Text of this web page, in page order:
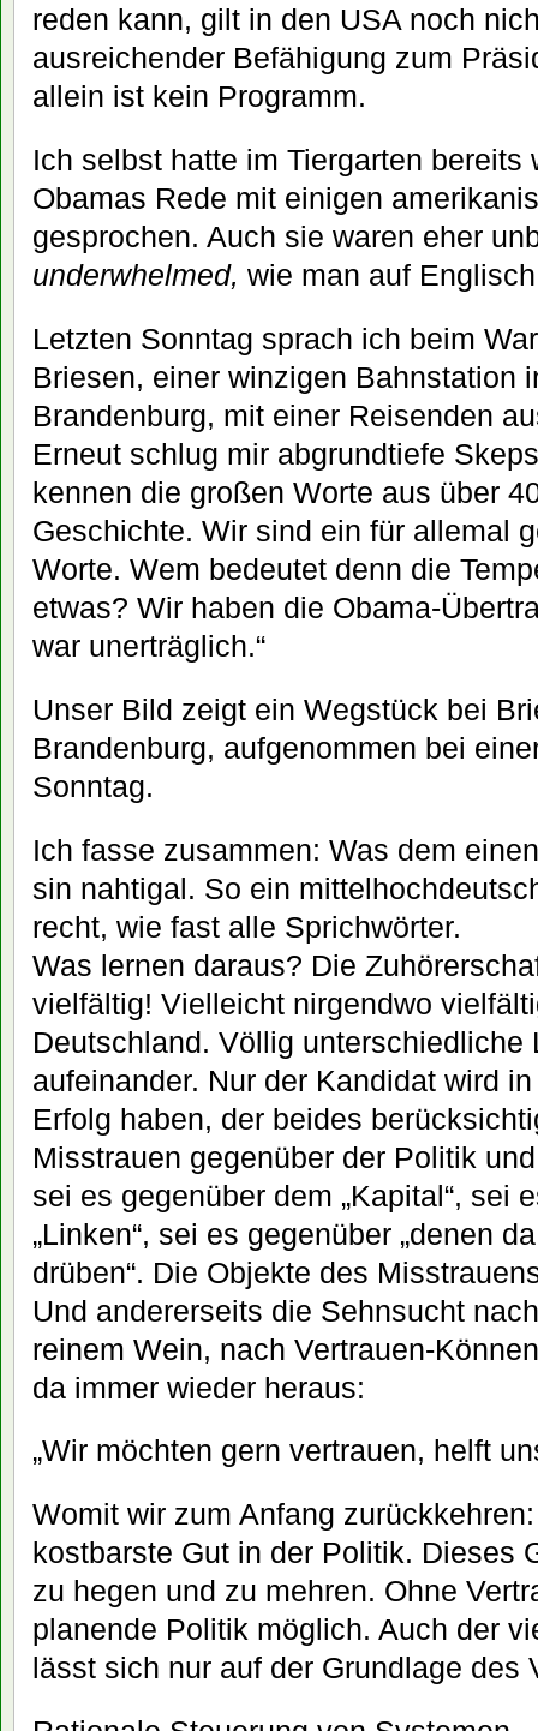
reden kann, gilt in den USA noch
ausreichender Befähigung zum
allein ist kein Programm.
Ich selbst hatte im Tiergarten bereits
Obamas Rede mit einigen
gesprochen. Auch sie waren eher
underwhelmed, wie man auf
Letzten Sonntag sprach ich beim
Briesen, einer winzigen Bahnstation
Brandenburg, mit einer Reisenden
Erneut schlug mir abgrundtiefe
kennen die großen Worte aus über
Geschichte. Wir sind ein für allemal
Worte. Wem bedeutet denn die
etwas? Wir haben die Obama-
war unerträglich.“
Unser Bild zeigt ein Wegstück bei
Brandenburg, aufgenommen bei
Sonntag.
Ich fasse zusammen: Was dem
sin nahtigal. So ein
recht, wie fast alle Sprichwörter.
Was lernen daraus? Die
vielfältig! Vielleicht nirgendwo
Deutschland. Völlig unterschiedliche
aufeinander. Nur der Kandidat wird
Erfolg haben, der beides
Misstrauen gegenüber der Politik
sei es gegenüber dem „Kapital“, sei
„Linken“, sei es gegenüber „denen
drüben“. Die Objekte des
Und andererseits die Sehnsucht
reinem Wein, nach Vertrauen-
da immer wieder heraus:
„Wir möchten gern vertrauen, helft
Womit wir zum Anfang
kostbarste Gut in der Politik. Dieses
zu hegen und zu mehren. Ohne
planende Politik möglich. Auch der
lässt sich nur auf der Grundlage des